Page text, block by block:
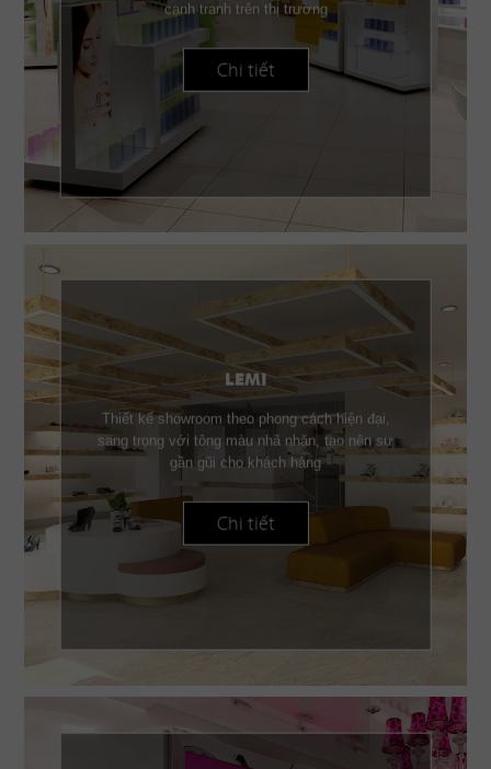
cạnh tranh trên thị trường
Chi tiết
LEMI
Thiết kế showroom theo phong cách hiện đại,
sang trọng với tông màu nhã nhặn, tạo nên sự
gần gũi cho khách hàng
Chi tiết